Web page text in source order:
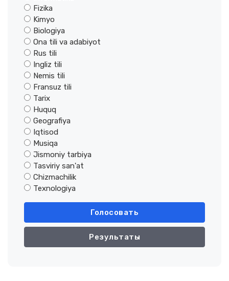
Fizika
Kimyo
Biologiya
Ona tili va adabiyot
Rus tili
Ingliz tili
Nemis tili
Fransuz tili
Tarix
Huquq
Geografiya
Iqtisod
Musiqa
Jismoniy tarbiya
Tasviriy san'at
Chizmachilik
Texnologiya
Голосовать
Результаты